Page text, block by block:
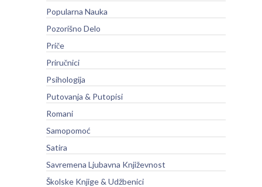
Popularna Nauka
Pozorišno Delo
Priče
Priručnici
Psihologija
Putovanja & Putopisi
Romani
Samopomoć
Satira
Savremena Ljubavna Književnost
Školske Knjige & Udžbenici